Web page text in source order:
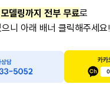
델링까지 전부 무료로
니 아래 배너 클릭해주세요!